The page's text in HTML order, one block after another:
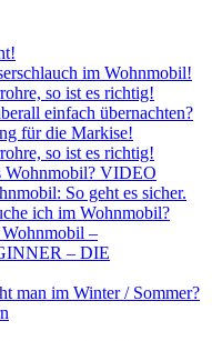
im Wohnmobil!
so ist es richtig!
einfach übernachten?
für die Markise!
so ist es richtig!
Wohnmobil? VIDEO
So geht es sicher.
ich im Wohnmobil?
–
– DIE
man im Winter / Sommer?